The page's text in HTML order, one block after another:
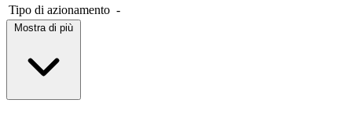
Tipo di azionamento -
Mostra di più